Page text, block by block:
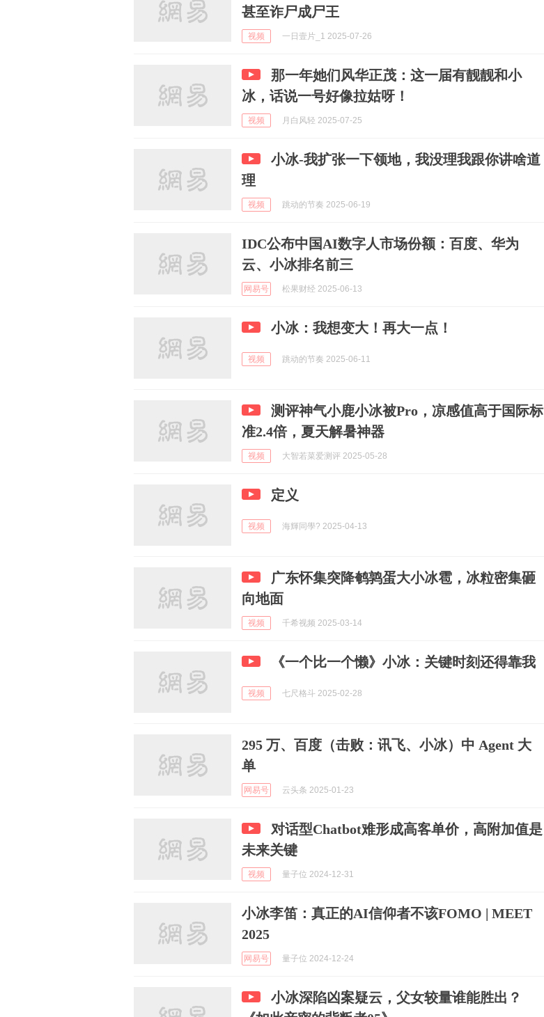
甚至诈尸成尸王
视频 一日壹片_1 2025-07-26
那一年她们风华正茂：这一届有靓靓和小
冰，话说一号好像拉姑呀！
视频 月白风轻 2025-07-25
小冰-我扩张一下领地，我没理我跟你讲啥道
理
视频 跳动的节奏 2025-06-19
IDC公布中国AI数字人市场份额：百度、华为
云、小冰排名前三
网易号 松果财经 2025-06-13
小冰：我想变大！再大一点！
视频 跳动的节奏 2025-06-11
测评神气小鹿小冰被Pro，凉感值高于国际标
准2.4倍，夏天解暑神器
视频 大智若菜爱测评 2025-05-28
定义
视频 海輝同學? 2025-04-13
广东怀集突降鹌鹑蛋大小冰雹，冰粒密集砸
向地面
视频 千希视频 2025-03-14
《一个比一个懒》小冰：关键时刻还得靠我
视频 七尺格斗 2025-02-28
295 万、百度（击败：讯飞、小冰）中 Agent 大
单
网易号 云头条 2025-01-23
对话型Chatbot难形成高客单价，高附加值是
未来关键
视频 量子位 2024-12-31
小冰李笛：真正的AI信仰者不该FOMO | MEET
2025
网易号 量子位 2024-12-24
小冰深陷凶案疑云，父女较量谁能胜出？